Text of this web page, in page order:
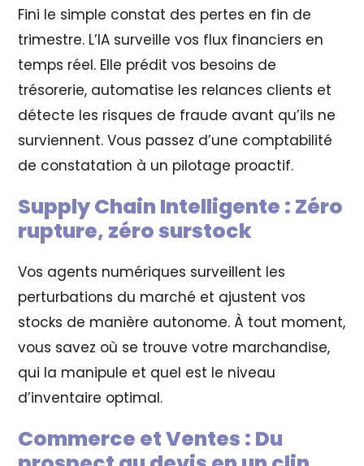
Fini le simple constat des pertes en fin de
trimestre. L’IA surveille vos flux financiers en
temps réel. Elle prédit vos besoins de
trésorerie, automatise les relances clients et
détecte les risques de fraude avant qu’ils ne
surviennent. Vous passez d’une comptabilité
de constatation à un pilotage proactif.
Supply Chain Intelligente : Zéro
rupture, zéro surstock
Vos agents numériques surveillent les
perturbations du marché et ajustent vos
stocks de manière autonome. À tout moment,
vous savez où se trouve votre marchandise,
qui la manipule et quel est le niveau
d’inventaire optimal.
Commerce et Ventes : Du